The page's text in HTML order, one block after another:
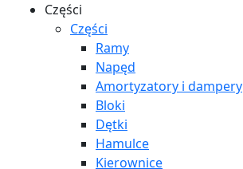
Części
Części
Ramy
Napęd
Amortyzatory i dampery
Bloki
Dętki
Hamulce
Kierownice